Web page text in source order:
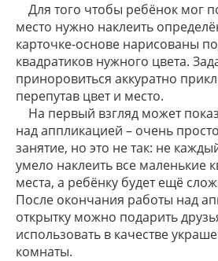
Для того чтобы ребёнок мог
место нужно наклеить
карточке-основе нарисованы
квадратиков нужного цвета.
приноровиться аккуратно
перепутав цвет и место.
На первый взгляд может
над аппликацией – очень
занятие, но это не так: не
умело наклеить все маленькие
места, а ребёнку будет ещё
После окончания работы над
открытку можно подарить
использовать в качестве
комнаты.